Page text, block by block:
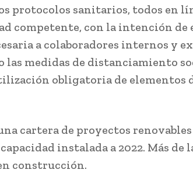
protocolos sanitarios, todos en
competente, con la intención de
a colaboradores internos y
las medidas de distanciamiento
obligatoria de elementos
cartera de proyectos
instalada a 2022. Más de
construcción.